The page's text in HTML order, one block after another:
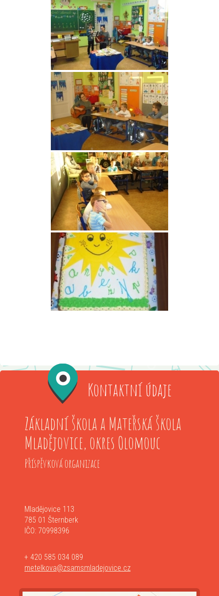
Kontaktní údaje
Základní škola a Mateřská škola
Mladějovice, okres Olomouc
Příspěvková organizace
Mladějovice 113
785 01 Šternberk
IČO: 70998396
+ 420 585 034 089
metelkova@zsamsmladejovice.cz